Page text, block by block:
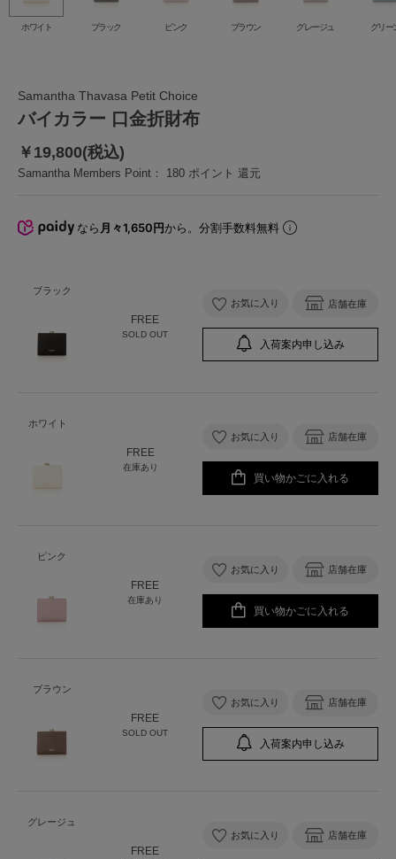
ホワイト ブラック ピンク ブラウン グレージュ グリー
Samantha Thavasa Petit Choice
バイカラー 口金折財布
￥19,800(税込)
Samantha Members Point： 180 ポイント 還元
なら 月々1,650円から。分割手数料無料
ブラック
FREE
SOLD OUT
お気に入り 店舗在庫
入荷案内申し込み
ホワイト
FREE
在庫あり
お気に入り 店舗在庫
買い物かごに入れる
ピンク
FREE
在庫あり
お気に入り 店舗在庫
買い物かごに入れる
ブラウン
FREE
SOLD OUT
お気に入り 店舗在庫
入荷案内申し込み
グレージュ
FREE
お気に入り 店舗在庫